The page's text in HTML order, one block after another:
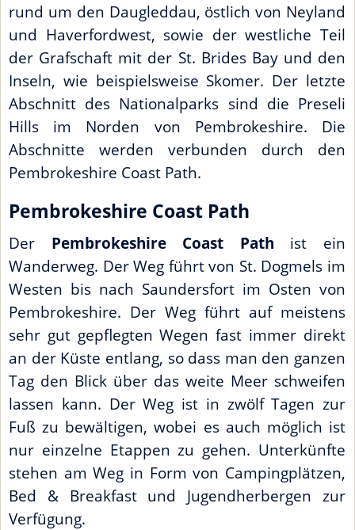
rund um den Daugleddau, östlich von Neyland
und Haverfordwest, sowie der westliche Teil
der Grafschaft mit der St. Brides Bay und den
Inseln, wie beispielsweise Skomer. Der letzte
Abschnitt des Nationalparks sind die Preseli
Hills im Norden von Pembrokeshire. Die
Abschnitte werden verbunden durch den
Pembrokeshire Coast Path.
Pembrokeshire Coast Path
Der Pembrokeshire Coast Path ist ein
Wanderweg. Der Weg führt von St. Dogmels im
Westen bis nach Saundersfort im Osten von
Pembrokeshire. Der Weg führt auf meistens
sehr gut gepflegten Wegen fast immer direkt
an der Küste entlang, so dass man den ganzen
Tag den Blick über das weite Meer schweifen
lassen kann. Der Weg ist in zwölf Tagen zur
Fuß zu bewältigen, wobei es auch möglich ist
nur einzelne Etappen zu gehen. Unterkünfte
stehen am Weg in Form von Campingplätzen,
Bed & Breakfast und Jugendherbergen zur
Verfügung.